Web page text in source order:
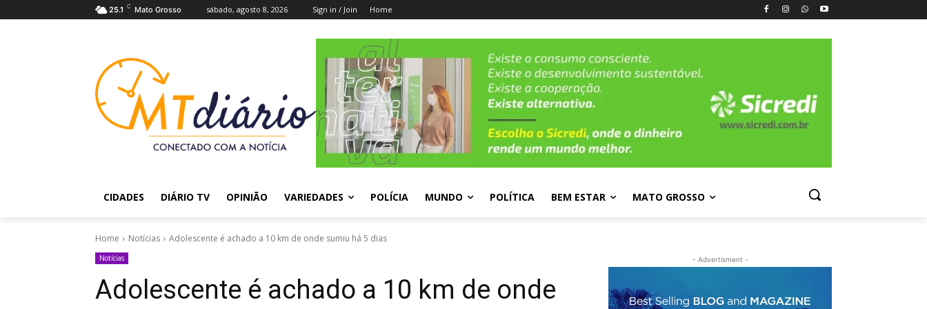
25.1 C Mato Grosso sábado, agosto 8, 2026 Sign in / Join Home
CIDADES DIÁRIO TV OPINIÃO VARIEDADES POLÍCIA MUNDO POLÍTICA BEM ESTAR MATO GROSSO
Home Notícias Adolescente é achado a 10 km de onde sumiu há 5 dias
Notícias
Adolescente é achado a 10 km de onde
- Advertisment -